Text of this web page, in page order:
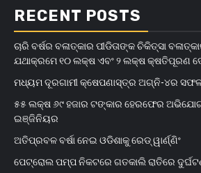
RECENT POSTS
ଚାରି ବର୍ଷର ବଳାତ୍କାର ପୀଡିତାଙ୍କ ଚିକିତ୍ସା
ଯଥାକ୍ରମେ ୧୦ ଲକ୍ଷ ଏବଂ ୨ ଲକ୍ଷ କ୍ଷତିପୂରଣ
ମଧ୍ୟମ ଦୂରଗାମୀ କ୍ଷେପଣାସ୍ତ୍ର ଅଗ୍ନି-୪ର ସଫଳ
୫୫ ଲକ୍ଷ ୬୯ ହଜାର ଟଙ୍କାର ହେରଫେର
ଇଞ୍ଜିନିୟର
ଅତିପ୍ରବଳ ବର୍ଷା ନେଇ ଓଡିଶାକୁ ରେଡ୍ ୱାର୍ଣ୍ଣିଂ
ପେଟ୍ରୋଲ ପମ୍ପ ନିକଟରେ ଗତକାଲି ରାତିରେ